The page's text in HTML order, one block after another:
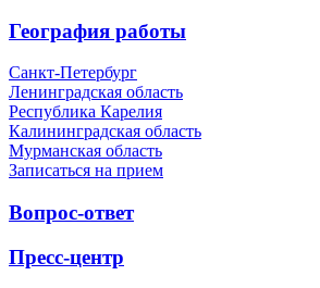
География работы
Санкт-Петербург
Ленинградская область
Республика Карелия
Калининградская область
Мурманская область
Записаться на прием
Вопрос-ответ
Пресс-центр